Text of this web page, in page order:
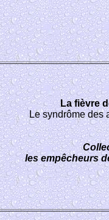
La fièvre
Le syndrôme des
les empêcheurs